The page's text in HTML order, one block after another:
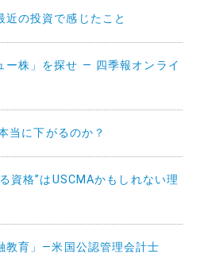
の投資で感じたこと
ー株」を探せ — 四季報オンライ
当に下がるのか？
資格”はUSCMAかもしれない理
教育」—米国公認管理会計士